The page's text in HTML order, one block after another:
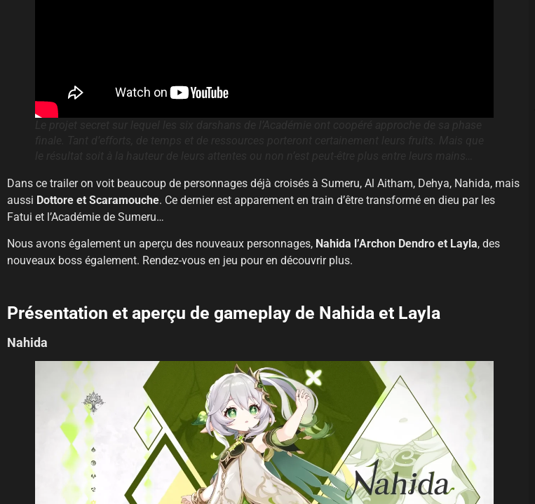
Dans ce trailer on voit beaucoup de personnages déjà croisés à Sumeru, Al Aitham, Dehya, Nahida, mais
aussi Dottore et Scaramouche. Ce dernier est apparement en train d’être transformé en dieu par les
Fatui et l’Académie de Sumeru…
Nous avons également un aperçu des nouveaux personnages, Nahida l’Archon Dendro et Layla, des
nouveaux boss également. Rendez-vous en jeu pour en découvrir plus.
Présentation et aperçu de gameplay de Nahida et Layla
Nahida